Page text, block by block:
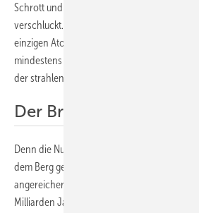
Schrott und verseuchte Flächen, deren
verschluckt. Man kann davon ausgehen,
einzigen Atomreaktors mindestens eine
mindestens zehn, wenn nicht gar 20 Jahre.
der strahlenden Überreste noch nicht
Der Brennstoff strahlt
Denn die Nuklide verschwinden nicht. Was
dem Berg geholt und zu Brennstäben (oder
angereichert wurde, strahlt tausende Jahre
Milliarden Jahre (Uran). Das Zeug